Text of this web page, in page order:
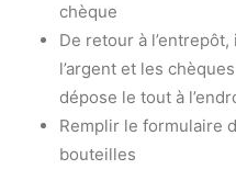
chèque
De retour à
l’argent et les
dépose le tout à
Remplir le formulaire
bouteilles